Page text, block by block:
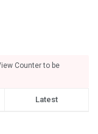
Counter to be
Latest